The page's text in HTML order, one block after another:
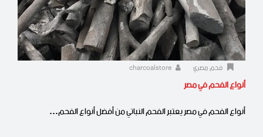
فحم مصري
أنواع الفحم في مصر
أنواع الفحم في مصر يعتبر الفحم النباتي من أفضل أنواع الفحم…